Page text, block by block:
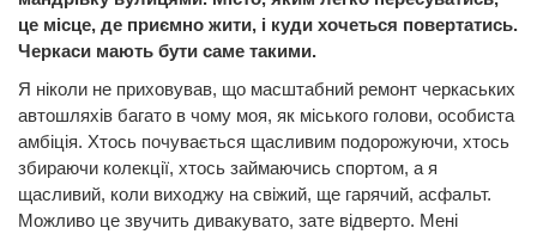
це місце, де приємно жити, і куди хочеться повертатись.
Черкаси мають бути саме такими.
Я ніколи не приховував, що масштабний ремонт черкаських
автошляхів багато в чому моя, як міського голови, особиста
амбіція. Хтось почувається щасливим подорожуючи, хтось
збираючи колекції, хтось займаючись спортом, а я
щасливий, коли виходжу на свіжий, ще гарячий, асфальт.
Можливо це звучить дивакувато, зате відверто. Мені